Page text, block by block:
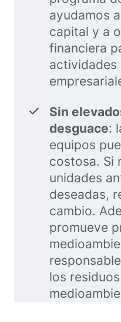
ayudamos
capital y a
financiera
actividades
Sin
desguace:
equipos
costosa. Si
unidades
deseadas,
cambio.
promueve
los